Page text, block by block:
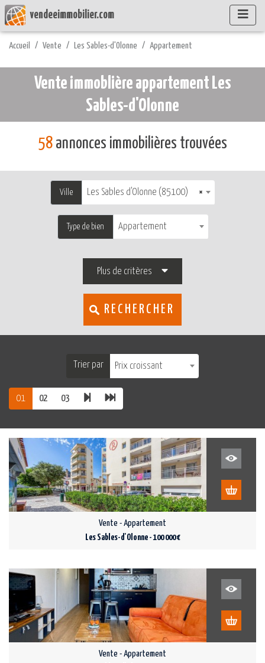
vendeeimmobilier.com
Accueil Vente Les Sables-d'Olonne Appartement
Vente immoblière appartement Les
Sables-d'Olonne
58annonces immobilières trouvées
Ville ×
Les Sables d'Olonne (85100)
Type de bien Appartement
Plus de critères
RECHERCHER
Trier par Prix croissant
01 02 03
Vente - Appartement
Les Sables-d'Olonne - 100 000 €
Vente - Appartement